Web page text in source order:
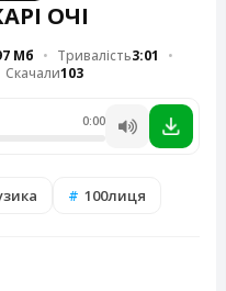
ОЧІ
Мб Тривалість3:01
Скачали103
0:00
100лиця